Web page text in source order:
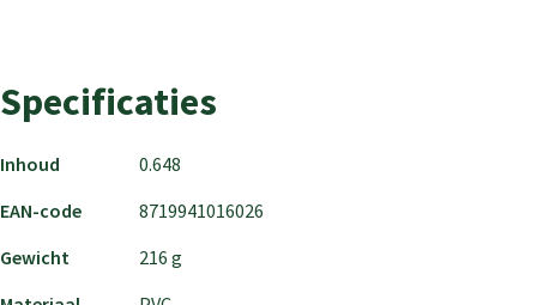
Specificaties
Inhoud
0.648
EAN-code
8719941016026
Gewicht
216 g